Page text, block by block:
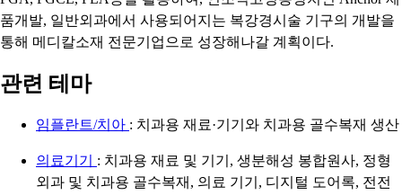
품개발, 일반외과에서 사용되어지는 복강경시술 기구의 개발을
통해 메디칼소재 전문기업으로 성장해나갈 계획이다.
관련 테마
임플란트/치아 : 치과용 재료·기기와 치과용 골수복재 생산
의료기기 : 치과용 재료 및 기기, 생분해성 봉합원사, 정형
외과 및 치과용 골수복재, 의료 기기, 디지털 도어록, 전전